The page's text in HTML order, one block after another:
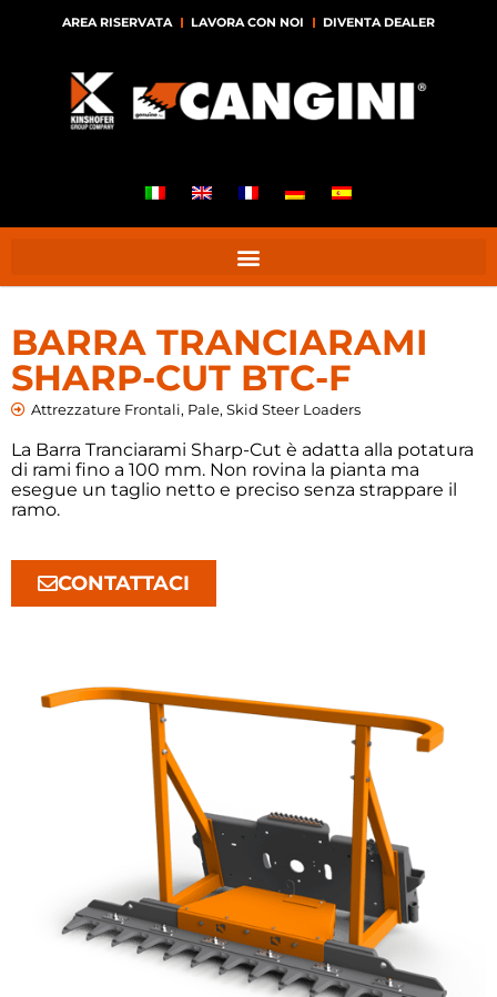
AREA RISERVATA LAVORA CON NOI DIVENTA DEALER
BARRA TRANCIARAMI
SHARP-CUT BTC-F
Attrezzature Frontali, Pale, Skid Steer Loaders
La Barra Tranciarami Sharp-Cut è adatta alla potatura
di rami fino a 100 mm. Non rovina la pianta ma
esegue un taglio netto e preciso senza strappare il
ramo.
CONTATTACI